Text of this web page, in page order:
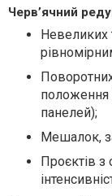
Черв’ячний
Невеликих
положення
панелей);
Мешалок,
Проєктів